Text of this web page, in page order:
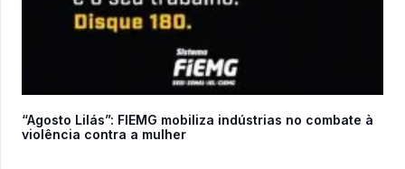
“Agosto Lilás”: FIEMG mobiliza indústrias no combate à
violência contra a mulher